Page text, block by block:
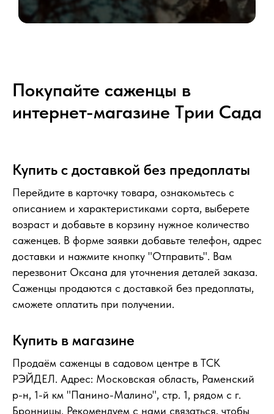
Покупайте саженцы в
интернет-магазине Tрии Сада
Купить с доставкой без предоплаты
Перейдите в карточку товара, ознакомьтесь с
описанием и характеристиками сорта, выберете
возраст и добавьте в корзину нужное количество
саженцев. В форме заявки добавьте телефон, адрес
доставки и нажмите кнопку "Отправить". Вам
перезвонит Оксана для уточнения деталей заказа.
Саженцы продаются с доставкой без предоплаты,
сможете оплатить при получении.
Купить в магазине
Продаём саженцы в садовом центре в ТСК
РЭЙДЕЛ. Адрес: Московская область, Раменский
р-н, 1-й км "Панино-Малино", стр. 1, рядом с г.
Бронницы. Рекомендуем с нами связаться, чтобы